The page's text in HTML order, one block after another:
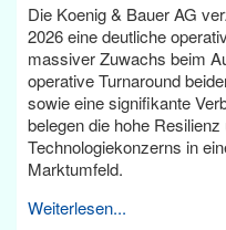
Die Koenig & Bauer AG
2026 eine deutliche
massiver Zuwachs beim
operative Turnaround
sowie eine signifikante
belegen die hohe
Technologiekonzerns in
Marktumfeld.
Weiterlesen...